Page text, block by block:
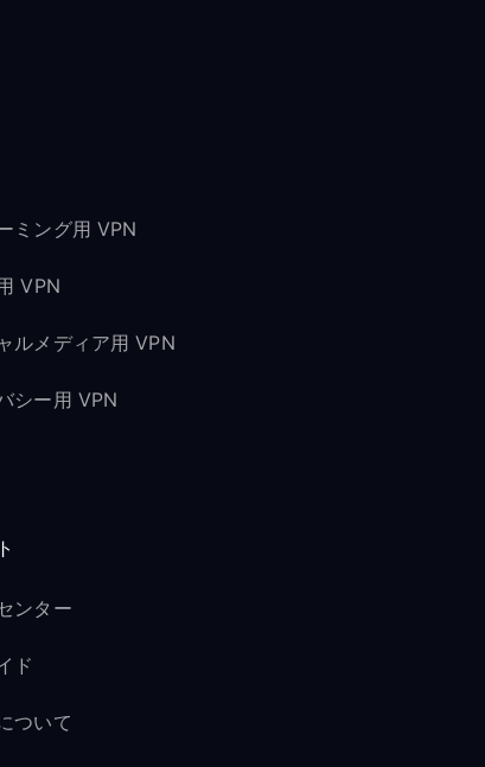
ミング用 VPN
VPN
ルメディア用 VPN
シー用 VPN
ンター
ド
ついて